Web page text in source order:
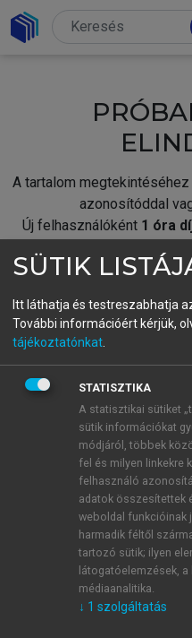
A tartalom
azonosítóddal
Új felhasználóként 1 óra
fiókoddal,vagy
A regisztráció után a
BELÉPÉS SAJÁT
ÚJ FIÓK
1 óra díjmentes
E-MAIL-CÍM
SÜTIK
Itt láthatja és testreszabhatja
További információért kérjük,
tájékoztatónkat
STATISZTIKA
A statisztikai sütiket
sütik információkat
módjáról, többek
fel és milyen linkekre
felhasználó
adatok összesítettek
weboldal funkcióinak
harmadik féltől
tartozó sütik; ilyen
látogatóelemzések,
médiaanalitika.
↓ 1 szolgáltatás